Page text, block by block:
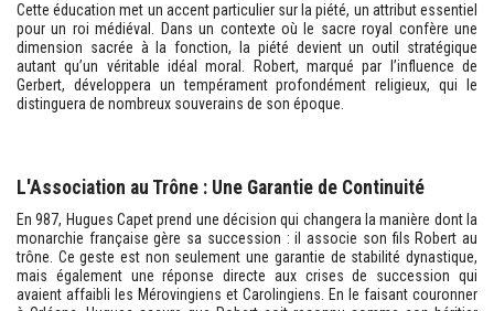
Cette éducation met un accent particulier sur la piété, un attribut essentiel
pour un roi médiéval. Dans un contexte où le sacre royal confère une
dimension sacrée à la fonction, la piété devient un outil stratégique
autant qu’un véritable idéal moral. Robert, marqué par l’influence de
Gerbert, développera un tempérament profondément religieux, qui le
distinguera de nombreux souverains de son époque.
L'Association au Trône : Une Garantie de Continuité
En 987, Hugues Capet prend une décision qui changera la manière dont la
monarchie française gère sa succession : il associe son fils Robert au
trône. Ce geste est non seulement une garantie de stabilité dynastique,
mais également une réponse directe aux crises de succession qui
avaient affaibli les Mérovingiens et Carolingiens. En le faisant couronner